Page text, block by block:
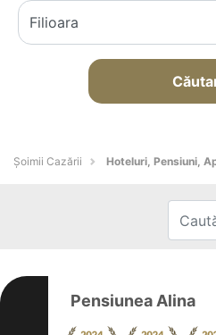
Șoimii Cazării Hoteluri, Pensiuni,
Pensiunea Alina